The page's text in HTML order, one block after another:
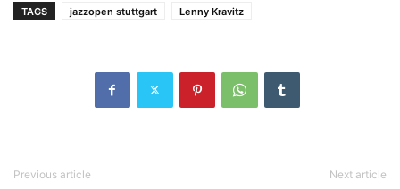
TAGS
jazzopen stuttgart Lenny Kravitz
Previous article Next article